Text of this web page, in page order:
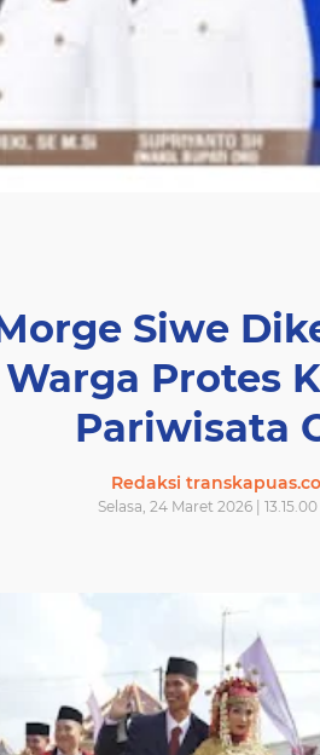
Siwe
Protes
Pariwisata
Redaksi
Selasa, 24 Maret 2026 |